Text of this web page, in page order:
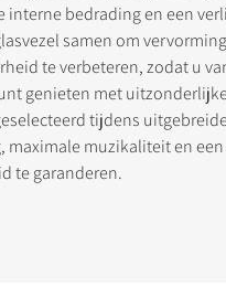
interne bedrading en een
samen om
te verbeteren, zodat u
genieten met
tijdens
maximale muzikaliteit en een
te garanderen.